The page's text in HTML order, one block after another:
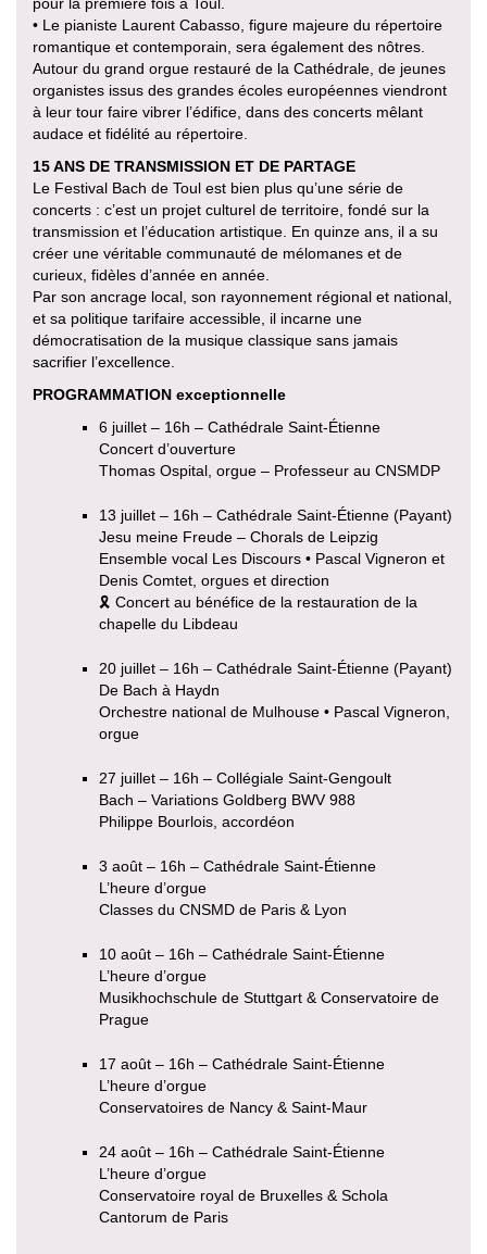
• Le pianiste Laurent Cabasso, figure majeure du répertoire
romantique et contemporain, sera également des nôtres.
Autour du grand orgue restauré de la Cathédrale, de jeunes
organistes issus des grandes écoles européennes viendront
à leur tour faire vibrer l’édifice, dans des concerts mêlant
audace et fidélité au répertoire.
15 ANS DE TRANSMISSION ET DE PARTAGE
Le Festival Bach de Toul est bien plus qu’une série de
concerts : c’est un projet culturel de territoire, fondé sur la
transmission et l’éducation artistique. En quinze ans, il a su
créer une véritable communauté de mélomanes et de
curieux, fidèles d’année en année.
Par son ancrage local, son rayonnement régional et national,
et sa politique tarifaire accessible, il incarne une
démocratisation de la musique classique sans jamais
sacrifier l’excellence.
PROGRAMMATION exceptionnelle
6 juillet – 16h – Cathédrale Saint-Étienne
Concert d’ouverture
Thomas Ospital, orgue – Professeur au CNSMDP
13 juillet – 16h – Cathédrale Saint-Étienne (Payant)
Jesu meine Freude – Chorals de Leipzig
Ensemble vocal Les Discours • Pascal Vigneron et
Denis Comtet, orgues et direction
🎗 Concert au bénéfice de la restauration de la
chapelle du Libdeau
20 juillet – 16h – Cathédrale Saint-Étienne (Payant)
De Bach à Haydn
Orchestre national de Mulhouse • Pascal Vigneron,
orgue
27 juillet – 16h – Collégiale Saint-Gengoult
Bach – Variations Goldberg BWV 988
Philippe Bourlois, accordéon
3 août – 16h – Cathédrale Saint-Étienne
L’heure d’orgue
Classes du CNSMD de Paris & Lyon
10 août – 16h – Cathédrale Saint-Étienne
L’heure d’orgue
Musikhochschule de Stuttgart & Conservatoire de
Prague
17 août – 16h – Cathédrale Saint-Étienne
L’heure d’orgue
Conservatoires de Nancy & Saint-Maur
24 août – 16h – Cathédrale Saint-Étienne
L’heure d’orgue
Conservatoire royal de Bruxelles & Schola
Cantorum de Paris